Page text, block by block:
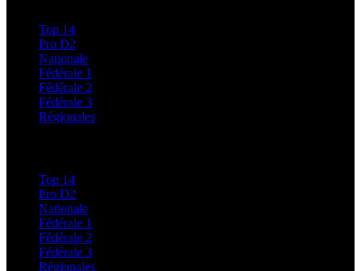
Top 14
Pro D2
Nationale
Fédérale 1
Fédérale 2
Fédérale 3
Régionales
Top 14
Pro D2
Nationale
Fédérale 1
Fédérale 2
Fédérale 3
Régionales